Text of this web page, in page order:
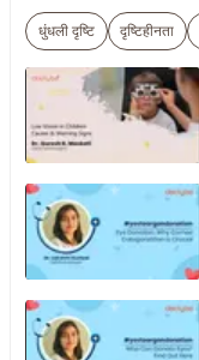
धुंधली दृष्टि दृष्टिहीनता